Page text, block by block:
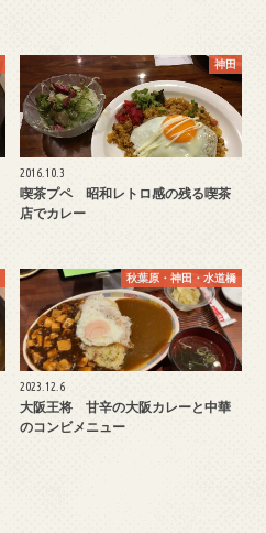
神田
2016.10.3
喫茶プペ 昭和レトロ感の残る喫茶
店でカレー
秋葉原・神田・水道橋
2023.12.6
大阪王将 甘辛の大阪カレーと中華
のコンビメニュー